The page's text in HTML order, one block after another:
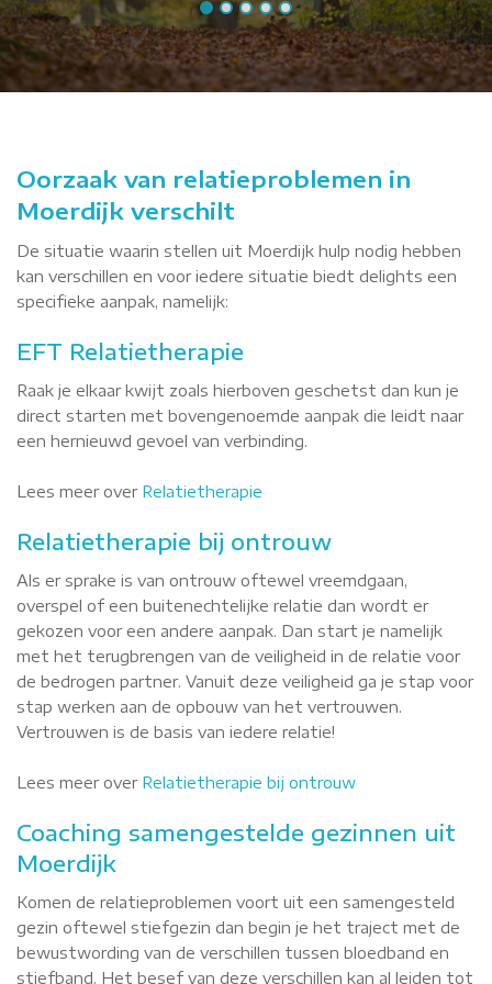
Oorzaak van relatieproblemen in
Moerdijk verschilt
De situatie waarin stellen uit Moerdijk hulp nodig hebben
kan verschillen en voor iedere situatie biedt delights een
specifieke aanpak, namelijk:
EFT Relatietherapie
Raak je elkaar kwijt zoals hierboven geschetst dan kun je
direct starten met bovengenoemde aanpak die leidt naar
een hernieuwd gevoel van verbinding.
Lees meer over Relatietherapie
Relatietherapie bij ontrouw
Als er sprake is van ontrouw oftewel vreemdgaan,
overspel of een buitenechtelijke relatie dan wordt er
gekozen voor een andere aanpak. Dan start je namelijk
met het terugbrengen van de veiligheid in de relatie voor
de bedrogen partner. Vanuit deze veiligheid ga je stap voor
stap werken aan de opbouw van het vertrouwen.
Vertrouwen is de basis van iedere relatie!
Lees meer over Relatietherapie bij ontrouw
Coaching samengestelde gezinnen uit
Moerdijk
Komen de relatieproblemen voort uit een samengesteld
gezin oftewel stiefgezin dan begin je het traject met de
bewustwording van de verschillen tussen bloedband en
stiefband. Het besef van deze verschillen kan al leiden tot